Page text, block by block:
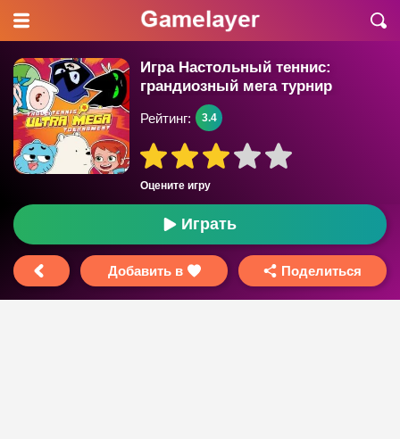
Игра Настольный теннис:
грандиозный мега турнир
Оцените игру
Рейтинг: 3.4
Играть
Добавить в Поделиться